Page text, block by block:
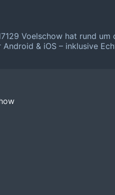
Voelschow hat rund
Android & iOS – inklusive